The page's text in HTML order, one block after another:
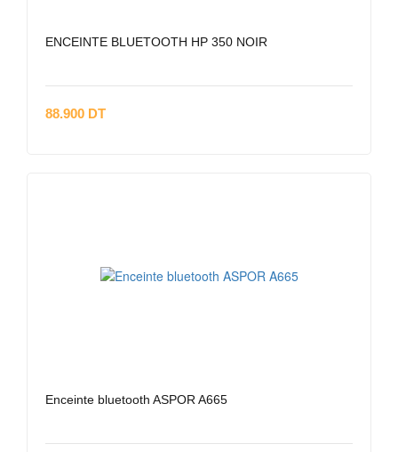
ENCEINTE BLUETOOTH HP 350 NOIR
88.900 DT
Enceinte bluetooth ASPOR A665